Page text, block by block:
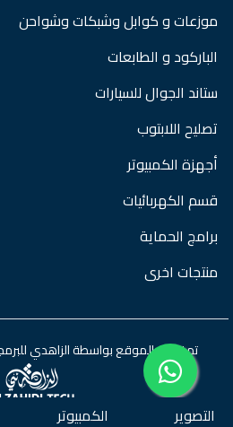
التصوير الكمبيوتر
موزعات و كوابل وشبكات وشواحن
الباركود و الطابعات
ستاند الجوال للسيارات
تصليح اللابتوب
أجهزة الكمبيوتر
قسم الكهربائيات
برامج الحماية
منتجات اخرى
تم تطوير الموقع بواسطةالزاهدي